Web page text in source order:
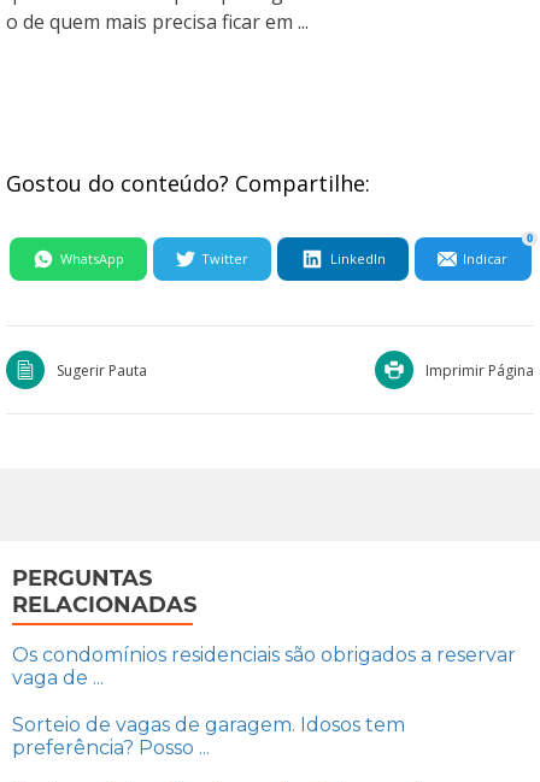
o de quem mais precisa ficar em ...
Gostou do conteúdo? Compartilhe:
WhatsApp Twitter LinkedIn Indicar
0
Sugerir Pauta Imprimir Página
PERGUNTAS
RELACIONADAS
Os condomínios residenciais são obrigados a reservar
vaga de ...
Sorteio de vagas de garagem. Idosos tem
preferência? Posso ...